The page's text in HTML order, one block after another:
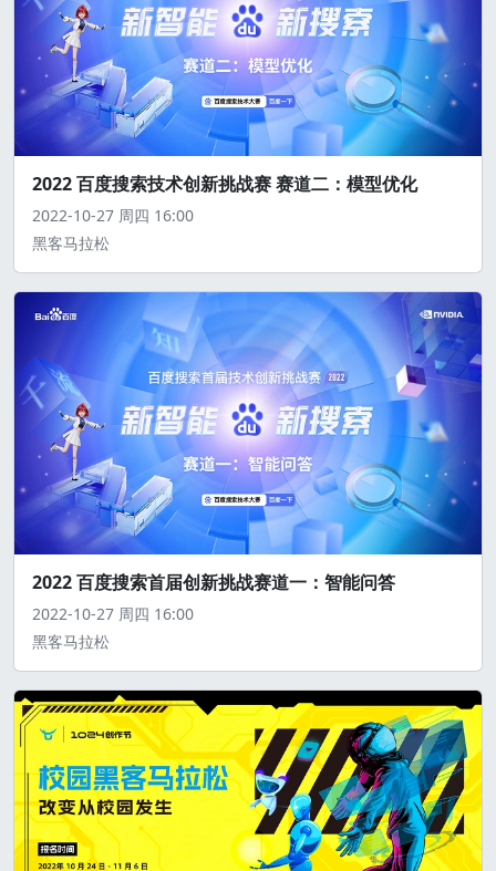
2022 百度搜索技术创新挑战赛 赛道二：模型优化
2022-10-27 周四 16:00
黑客马拉松
2022 百度搜索首届创新挑战赛道一：智能问答
2022-10-27 周四 16:00
黑客马拉松